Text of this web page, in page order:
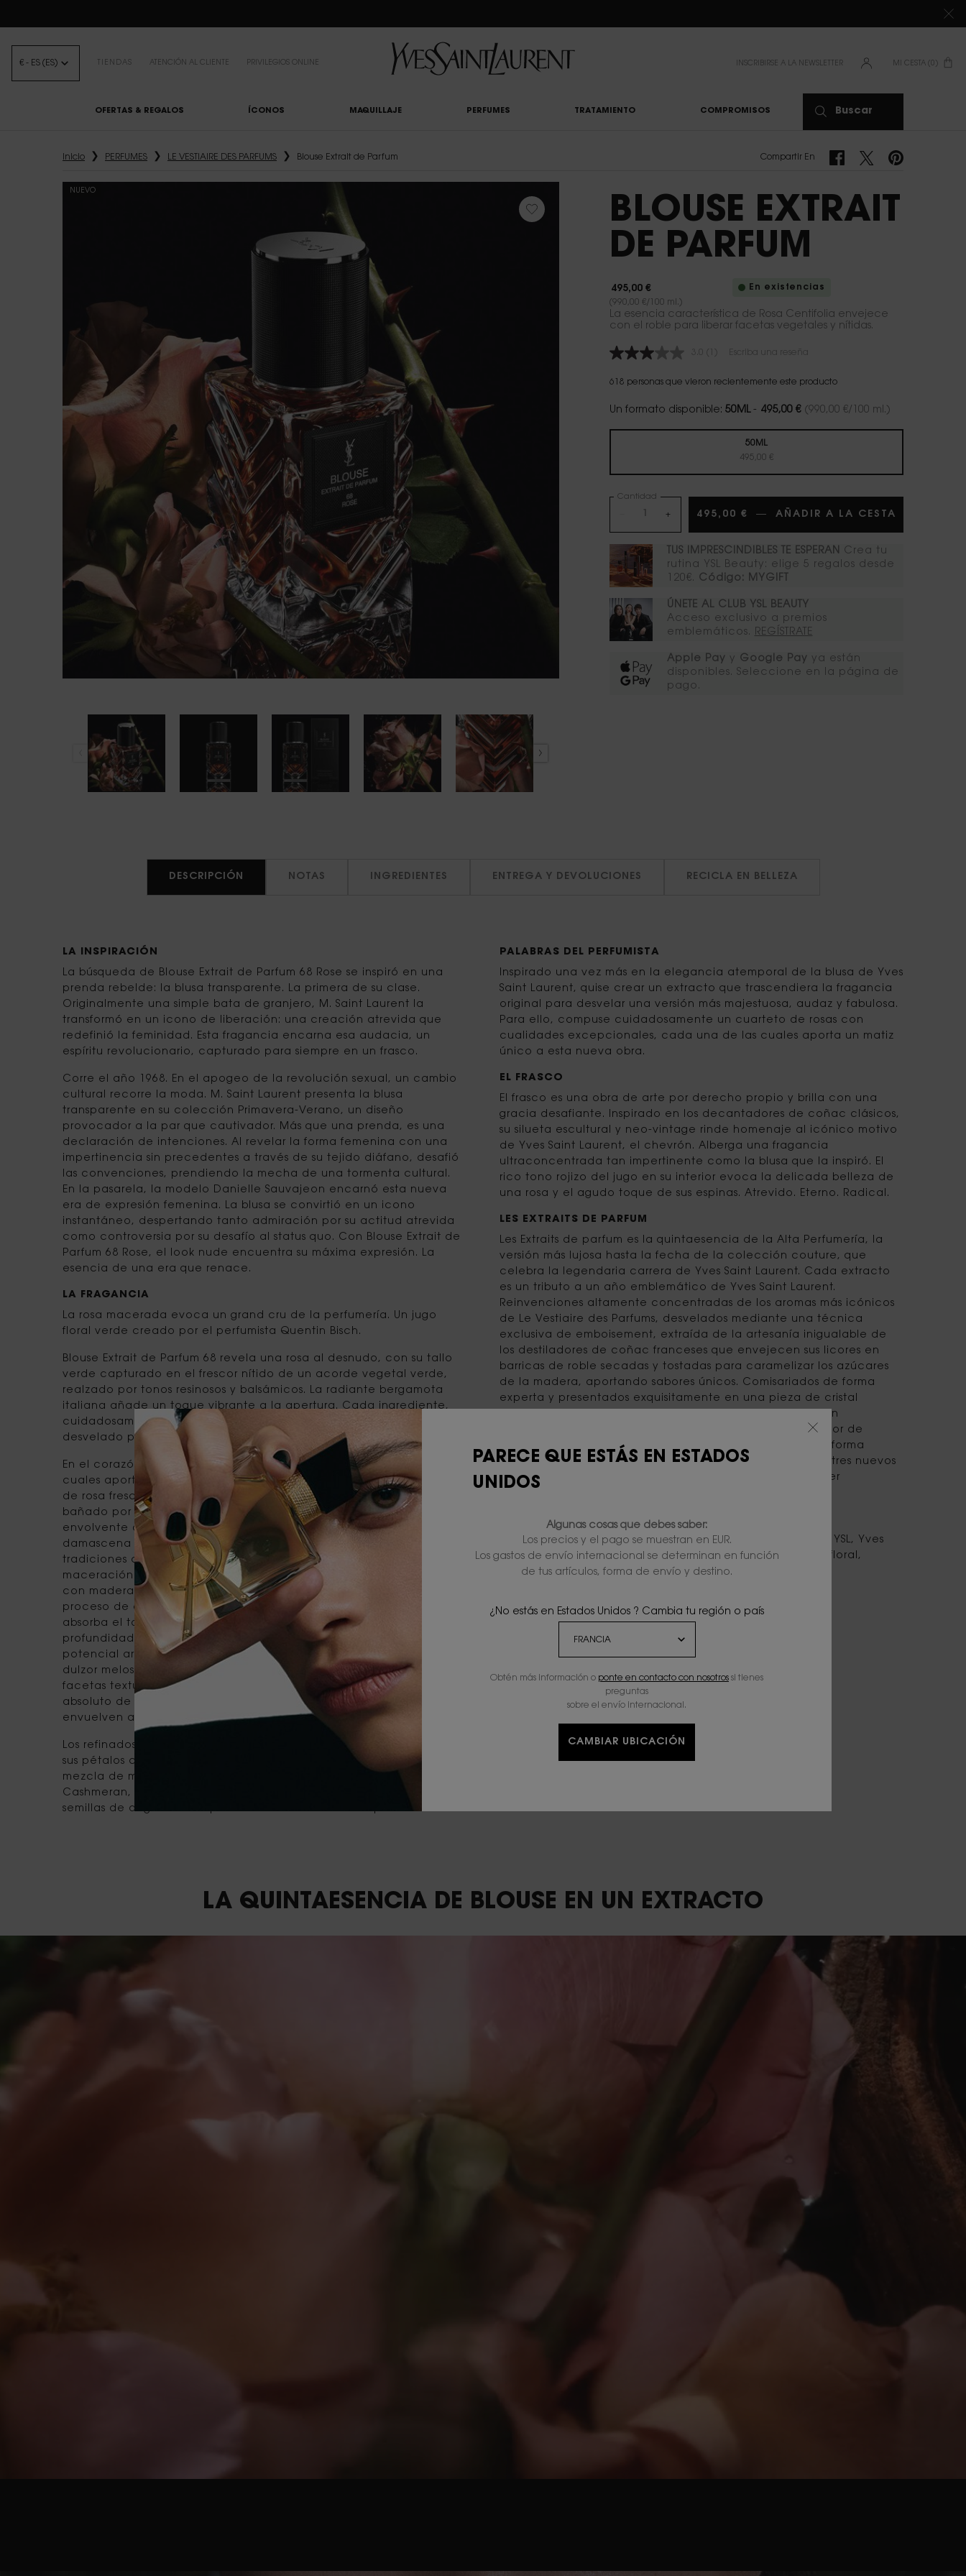
€ - ES (ES) TIENDAS ATENCIÓN AL CLIENTE PRIVILEGIOS ONLINE INSCRIBIRSE A LA NEWSLETTER MI CESTA 0
0 PRODUCTO
OFERTAS & REGALOS ÍCONOS MAQUILLAJE PERFUMES TRATAMIENTO COMPROMISOS Buscar
Inicio PERFUMES LE VESTIAIRE DES PARFUMS Blouse Extrait de Parfum Compartir En Compartir En Facebook
Compartir En Twitter
Compartir En
BLOUSE EXTRAIT
DE PARFUM
495,00 €
(990,00 €/100 ml.)
En existencias
La esencia característica de Rosa Centifolia envejece
con el roble para liberar facetas vegetales y nítidas.
3.0
reseña.
en
la
misma
página.
Escriba una reseña
618 personas que vieron recientemente este producto
NUEVO
Un formato disponible: 50ML- 495,00 € (990,00 €/100 ml.)
Selecionado
50ML
495,00 €
, 1 of 1
Cantidad
+ 495,00 € ― AÑADIR A LA CESTA
TUS IMPRESCINDIBLES TE ESPERAN Crea tu
rutina YSL Beauty: elige 5 regalos desde
120€. Código: MYGIFT
ÚNETE AL CLUB YSL BEAUTY​
Acceso exclusivo a premios
emblemáticos.​ REGÍSTRATE​​
Apple Pay y Google Pay ya están
disponibles. Seleccione en la página de
pago.​
DESCRIPCIÓN NOTAS INGREDIENTES ENTREGA Y DEVOLUCIONES RECICLA EN BELLEZA
LA INSPIRACIÓN
La búsqueda de Blouse Extrait de Parfum 68 Rose se inspiró en una
prenda rebelde: la blusa transparente. La primera de su clase.
Originalmente una simple bata de granjero, M. Saint Laurent la
transformó en un icono de liberación: una creación atrevida que
redefinió la feminidad. Esta fragancia encarna esa audacia, un
espíritu revolucionario, capturado para siempre en un frasco.
Corre el año 1968. En el apogeo de la revolución sexual, un cambio
cultural recorre la moda. M. Saint Laurent presenta la blusa
transparente en su colección Primavera-Verano, un diseño
provocador a la par que cautivador. Más que una prenda, es una
declaración de intenciones. Al revelar la forma femenina con una
impertinencia sin precedentes a través de su tejido diáfano, desafió
las convenciones, prendiendo la mecha de una tormenta cultural.
En la pasarela, la modelo Danielle Sauvajeon encarnó esta nueva
era de expresión femenina. La blusa se convirtió en un icono
instantáneo, despertando tanto admiración por su actitud atrevida
como controversia por su desafío al status quo. Con Blouse Extrait de
Parfum 68 Rose, el look nude encuentra su máxima expresión. La
esencia de una era que renace.
LA FRAGANCIA
La rosa macerada evoca un grand cru de la perfumería. Un jugo
floral verde creado por el perfumista Quentin Bisch.
Blouse Extrait de Parfum 68 revela una rosa al desnudo, con su tallo
verde capturado en el frescor nítido de un acorde vegetal verde,
realzado por tonos resinosos y balsámicos. La radiante bergamota
italiana añade un toque vibrante a la apertura. Cada ingrediente,
cuidadosamente seleccionado, expresa el cuerpo desnudo
desvelado por la impertinente blusa de M. Saint Laurent.
En el corazón se despliega un cuarteto de rosas, cada una de las
cuales aporta un matiz único a esta obra maestra olfativa. El acorde
de rosa fresco y etéreo de los Jardines Comunitarios de Ourika,
bañado por el rocío de la mañana, se mezcla con el rico y
envolvente absoluto de rosa, mientras que la esencia de rosa
damascena especiada añade profundidad. Inspirado en las
tradiciones ancestrales de la elaboración del coñac, un proceso de
maceración único sumerge el preciado absoluto de rosa centifolia
con madera de roble francés cuidadosamente seleccionada. Este
proceso de envejecimiento de 4 semanas permite que la rosa
absorba el tanino y las notas amaderadas del roble, creando una
profundidad cálida y sensual. Las virutas de roble se eligen por su
potencial aromático vanílico redondo y suave, que contrasta con el
dulzor meloso de la rosa sin anular su delicado carácter floral. Las
facetas texturizadas de un raro almizcle vegetal, un preciado
absoluto de ambrette creado especialmente para la marca,
envuelven a la rosa desnuda.
Los refinados matices violetas de la manteca de iris pallida acarician
sus pétalos con un delicado polvo. El fondo revela una amplia
mezcla de maderas ambarinas, realzada por el sofisticado
Cashmeran, que aporta calidez y textura. Un susurro verde de
semillas de angélica completa esta cautivadora composición.
PALABRAS DEL PERFUMISTA
Inspirado una vez más en la elegancia atemporal de la blusa de Yves
Saint Laurent, quise crear un extracto que trascendiera la fragancia
original para desvelar una versión más majestuosa, audaz y fabulosa.
Para ello, compuse cuidadosamente un cuarteto de rosas con
cualidades excepcionales, cada una de las cuales aporta un matiz
único a esta nueva obra.
EL FRASCO
El frasco es una obra de arte por derecho propio y brilla con una
gracia desafiante. Inspirado en los decantadores de coñac clásicos,
su silueta escultural y neo-vintage rinde homenaje al icónico motivo
de Yves Saint Laurent, el chevrón. Alberga una fragancia
ultraconcentrada tan impertinente como la blusa que la inspiró. El
rico tono rojizo del jugo en su interior evoca la delicada belleza de
una rosa y el agudo toque de sus espinas. Atrevido. Eterno. Radical.
LES EXTRAITS DE PARFUM
Les Extraits de parfum es la quintaesencia de la Alta Perfumería, la
versión más lujosa hasta la fecha de la colección couture, que
celebra la legendaria carrera de Yves Saint Laurent. Cada extracto
es un tributo a un año emblemático de Yves Saint Laurent.
Reinvenciones altamente concentradas de los aromas más icónicos
de Le Vestiaire des Parfums, desvelados mediante una técnica
exclusiva de emboisement, extraída de la artesanía inigualable de
los destiladores de coñac franceses que envejecen sus licores en
barricas de roble secadas y tostadas para caramelizar los azúcares
de la madera, aportando sabores únicos. Comisariados de forma
experta y presentados exquisitamente en una pieza de cristal
couture neo-vintage, los tres nuevos Extraits de Parfum son
verdaderamente dignos de la colección de un conocedor de
fragancias. Seleccionados con esmero y presentados de forma
exquisita en un frasco de cristal de estilo neovintage, los tres nuevos
Extraits de Parfum son dignos de la colección de cualquier
PALABRAS CLAVE
colección exclusiva, fragancia, alta fragancia, extracto, YSL, Yves
Saint Laurent Beauté, rosa centifolia, amaderado verde, floral,
maceración, emboisement
LA QUINTAESENCIA DE BLOUSE EN UN EXTRACTO
PARECE QUE ESTÁS EN ESTADOS
UNIDOS
Algunas cosas que debes saber:
Los precios y el pago se muestran en EUR.
Los gastos de envío internacional se determinan en función
de tus artículos, forma de envío y destino.
¿No estás en Estados Unidos ? Cambia tu región o país
Obtén más información o ponte en contacto con nosotros si tienes
preguntas
sobre el envío internacional.
CAMBIAR UBICACIÓN